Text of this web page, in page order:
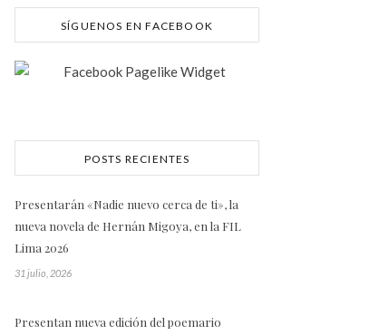
SÍGUENOS EN FACEBOOK
POSTS RECIENTES
Presentarán «Nadie nuevo cerca de ti», la
nueva novela de Hernán Migoya, en la FIL
Lima 2026
31 julio, 2026
Presentan nueva edición del poemario